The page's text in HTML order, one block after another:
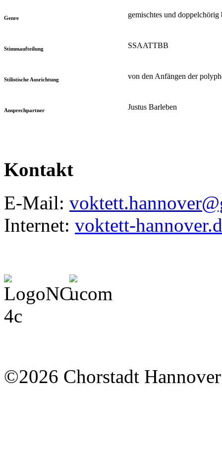
Genre gemischtes und doppelchörig
Stimmaufteilung SSAATTBB
Stilistische Ausrichtung von den Anfängen der
Ansprechpartner Justus Barleben
Kontakt
E-Mail:
Internet: voktett-
©2026 Chorstadt Hannover